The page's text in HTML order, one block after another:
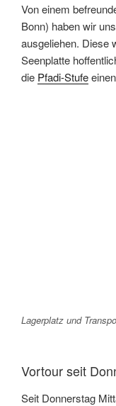
Von einem
Bonn) haben wir
ausgeliehen. Diese
Seenplatte
die Pfadi-Stufe
Lagerplatz und
Vortour seit
Seit Donnerstag